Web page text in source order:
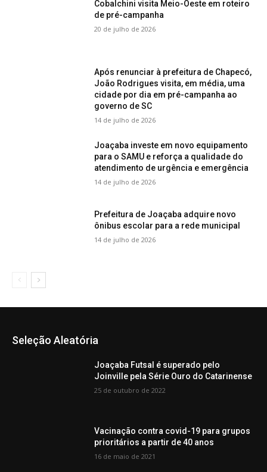
Cobalchini visita Meio-Oeste em roteiro
de pré-campanha
20 de julho de 2026
Após renunciar à prefeitura de Chapecó,
João Rodrigues visita, em média, uma
cidade por dia em pré-campanha ao
governo de SC
14 de julho de 2026
Joaçaba investe em novo equipamento
para o SAMU e reforça a qualidade do
atendimento de urgência e emergência
14 de julho de 2026
Prefeitura de Joaçaba adquire novo
ônibus escolar para a rede municipal
14 de julho de 2026
Seleção Aleatória
Joaçaba Futsal é superado pelo
Joinville pela Série Ouro do Catarinense
25 de outubro de 2022
Vacinação contra covid-19 para grupos
prioritários a partir de 40 anos
16 de maio de 2021